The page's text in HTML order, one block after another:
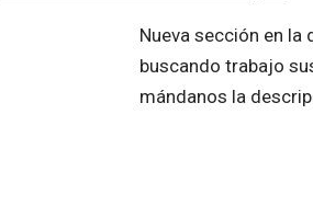
Nueva sección en
buscando trabajo
mándanos la